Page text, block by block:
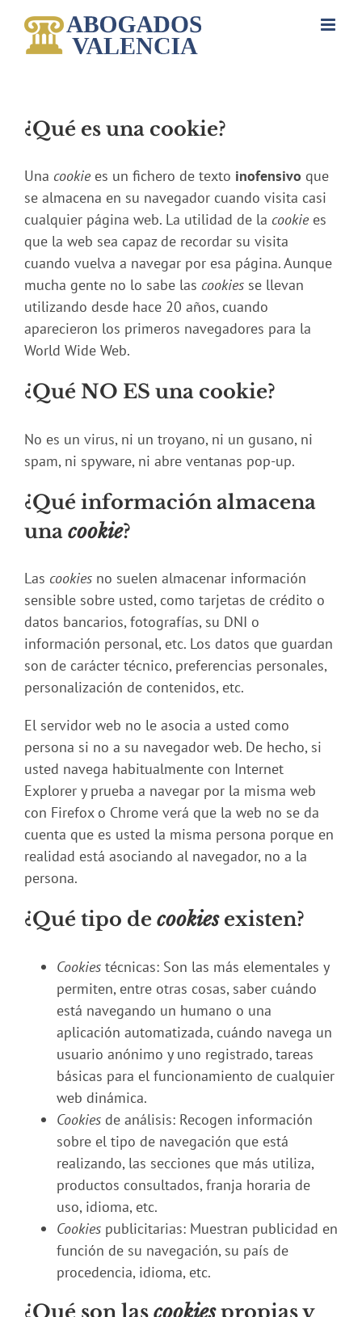
contenido
¿Qué es una cookie?
Una cookiees un fichero de texto inofensivo que
se almacena en su navegador cuando visita casi
cualquier página web. La utilidad de la cookiees
que la web sea capaz de recordar su visita
cuando vuelva a navegar por esa página. Aunque
mucha gente no lo sabe las cookies se llevan
utilizando desde hace 20 años, cuando
aparecieron los primeros navegadores para la
World Wide Web.
¿Qué NO ES una cookie?
No es un virus, ni un troyano, ni un gusano, ni
spam, ni spyware, ni abre ventanas pop-up.
¿Qué información almacena
una cookie?
Las cookies no suelen almacenar información
sensible sobre usted, como tarjetas de crédito o
datos bancarios, fotografías, su DNI o
información personal, etc. Los datos que guardan
son de carácter técnico, preferencias personales,
personalización de contenidos, etc.
El servidor web no le asocia a usted como
persona si no a su navegador web. De hecho, si
usted navega habitualmente con Internet
Explorer y prueba a navegar por la misma web
con Firefox o Chrome verá que la web no se da
cuenta que es usted la misma persona porque en
realidad está asociando al navegador, no a la
persona.
¿Qué tipo de cookiesexisten?
Cookies técnicas: Son las más elementales y
permiten, entre otras cosas, saber cuándo
está navegando un humano o una
aplicación automatizada, cuándo navega un
usuario anónimo y uno registrado, tareas
básicas para el funcionamiento de cualquier
web dinámica.
Cookies de análisis: Recogen información
sobre el tipo de navegación que está
realizando, las secciones que más utiliza,
productos consultados, franja horaria de
uso, idioma, etc.
Cookies publicitarias: Muestran publicidad en
función de su navegación, su país de
procedencia, idioma, etc.
¿Qué son las cookiespropias y